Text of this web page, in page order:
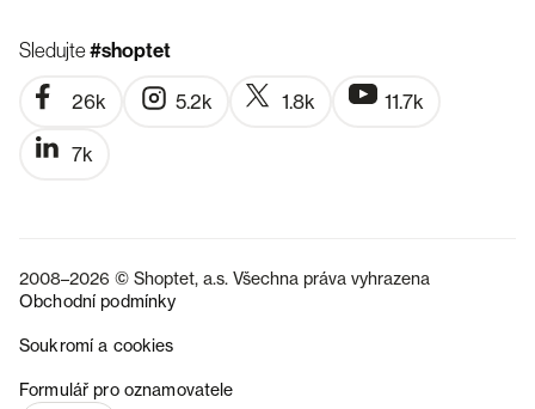
Sledujte#shoptet
26k 5.2k 1.8k 11.7k
7k
2008–2026 © Shoptet, a.s. Všechna práva vyhrazena
Obchodní podmínky
Soukromí a cookies
Formulář pro oznamovatele